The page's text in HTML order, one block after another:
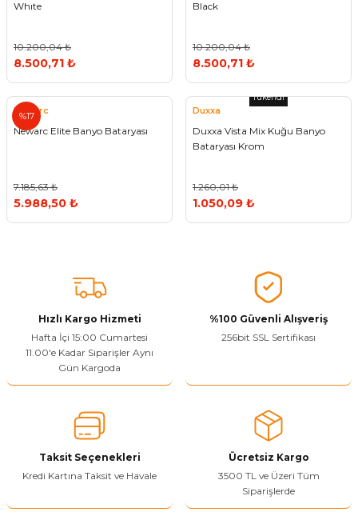
Ayak Tablaları
Ara Ayak ve Aparatları
Papuç Çeşitleri
Sandık Kilitleri
Elektronik Kilitler
Streç
Vida, Dübel ve Çivi
Zımba Teli
El Rendesi
Silikon Tabancaları
Şampuanlık
Tuvalet Fırçalığı
Tuvalet Kağıtlılığı
Whıte
10.200,04 ₺
8.500,71 ₺
Black
10.200,04 ₺
8.500,71 ₺
%17
Newarc
Newarc Elite Banyo Bataryası
7.185,63 ₺
5.988,50 ₺
Tükendi
Duxxa
Duxxa Vista Mix Kuğu Banyo
Bataryası Krom
1.260,01 ₺
1.050,09 ₺
Hızlı Kargo Hizmeti
Hafta İçi 15:00 Cumartesi
11.00'e Kadar Siparişler Aynı
Gün Kargoda
%100 Güvenli Alışveriş
256bit SSL Sertifikası
Taksit Seçenekleri
Kredi Kartına Taksit ve Havale
Ücretsiz Kargo
3500 TL ve Üzeri Tüm
Siparişlerde